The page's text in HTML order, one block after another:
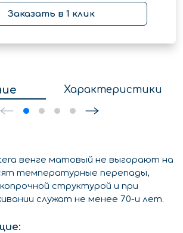
Заказать в 1 клик
Характеристики
венге матовый не выгорают на
температурные перепады,
структурой и при
служат не менее 70-и лет.